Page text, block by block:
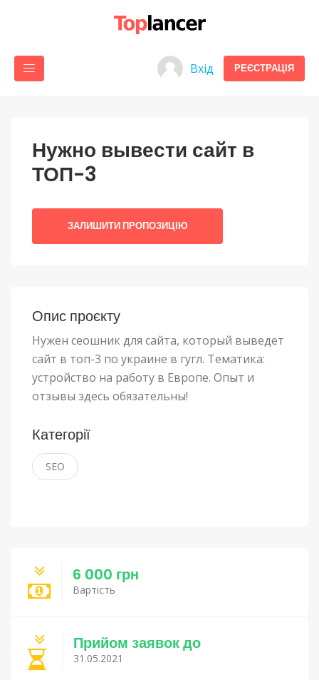
Вхід РЕЄСТРАЦІЯ
Нужно вывести сайт в
ТОП-3
ЗАЛИШИТИ ПРОПОЗИЦІЮ
Опис проєкту
Нужен сеошник для сайта, который выведет
сайт в топ-3 по украине в гугл. Тематика:
устройство на работу в Европе. Опыт и
отзывы здесь обязательны!
Категорії
SEO
6 000 грн
Вартість
Прийом заявок до
31.05.2021